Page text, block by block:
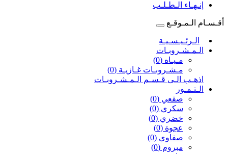
إنـهـاء الـطـلـب
أقـسـام الـمـوقـع
الـرئـيـسـيـة
الـمـشـروبـات
مـيـاه (0)
مـشـروبـات غـازيـة (0)
اذهـب الـى قـسـم الـمـشـروبـات
الـتـمـور
صقعي (0)
سكري (0)
خضري (0)
عجوة (0)
صفاوي (0)
مبروم (0)